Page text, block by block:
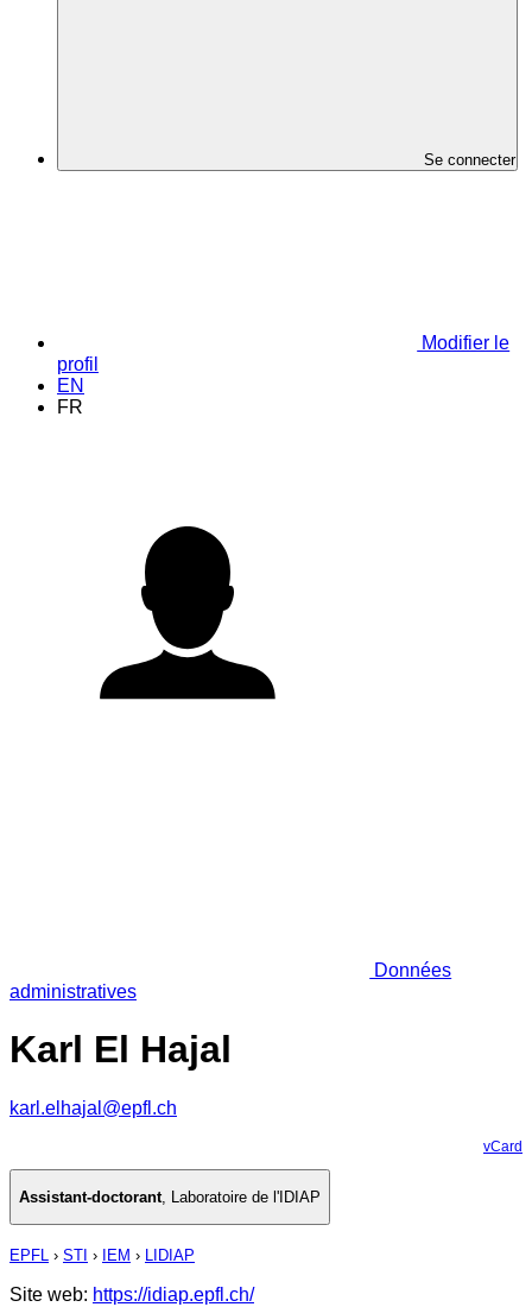
Se connecter
Modifier le
profil
EN
FR
Données
administratives
Karl El Hajal
karl.elhajal@epfl.ch
vCard
Assistant-doctorant, Laboratoire de l'IDIAP
EPFL › STI › IEM › LIDIAP
Site web: https://idiap.epfl.ch/